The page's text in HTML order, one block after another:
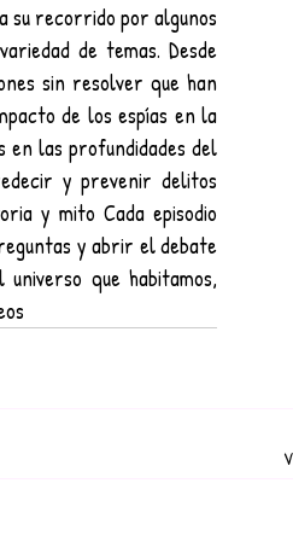
su recorrido por algunos
de temas. Desde
sin resolver que han
de los espías en la
en las profundidades del
y prevenir delitos
y mito Cada episodio
y abrir el debate
que habitamos,